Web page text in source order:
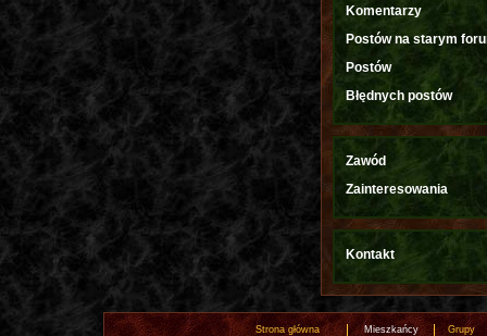
Komentarzy
Postów na starym
Postów
Błędnych postów
Zawód
Zainteresowania
Kontakt
Strona główna Mieszkańcy Grupy